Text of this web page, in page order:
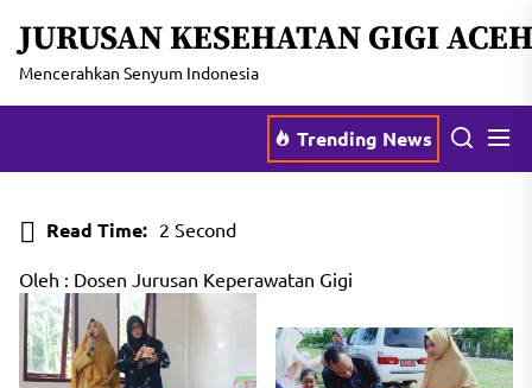
JURUSAN KESEHATAN GIGI ACEH
Mencerahkan Senyum Indonesia
Trending News
Read Time: 2 Second
Oleh : Dosen Jurusan Keperawatan Gigi